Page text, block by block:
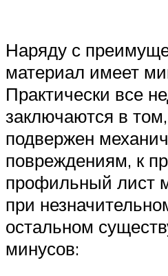
Наряду с
материал имеет
Практически все
заключаются в
подвержен
повреждениям, к
профильный лист
при
остальном
минусов: